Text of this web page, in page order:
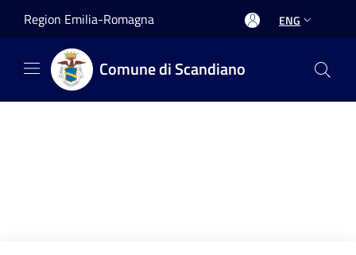
Region Emilia-Romagna ENG
Comune di Scandiano